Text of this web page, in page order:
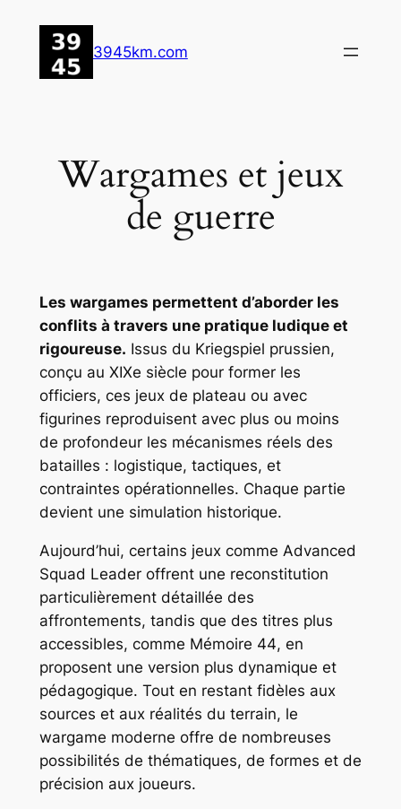
contenu
3945km.com
Wargames et jeux
de guerre
Les wargames permettent d’aborder les
conflits à travers une pratique ludique et
rigoureuse. Issus du Kriegspiel prussien,
conçu au XIXe siècle pour former les
officiers, ces jeux de plateau ou avec
figurines reproduisent avec plus ou moins
de profondeur les mécanismes réels des
batailles : logistique, tactiques, et
contraintes opérationnelles. Chaque partie
devient une simulation historique.
Aujourd’hui, certains jeux comme Advanced
Squad Leaderoffrent une reconstitution
particulièrement détaillée des
affrontements, tandis que des titres plus
accessibles, comme Mémoire 44, en
proposent une version plus dynamique et
pédagogique. Tout en restant fidèles aux
sources et aux réalités du terrain, le
wargame moderne offre de nombreuses
possibilités de thématiques, de formes et de
précision aux joueurs.